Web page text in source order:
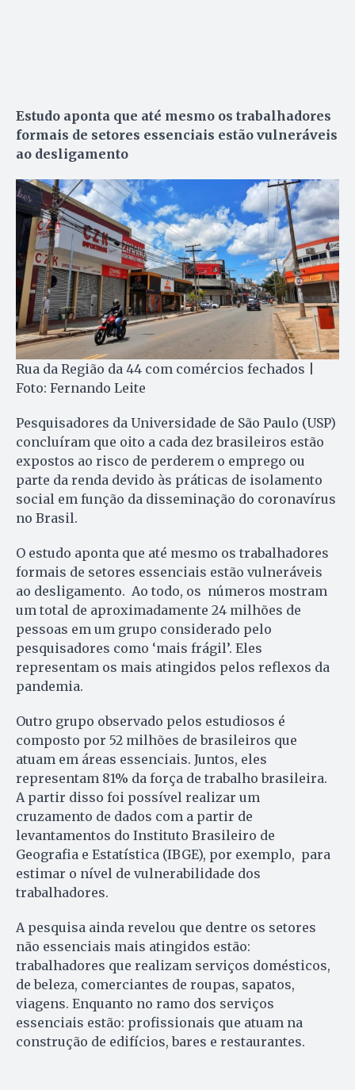
Estudo aponta que até mesmo os trabalhadores
formais de setores essenciais estão vulneráveis
ao desligamento
Rua da Região da 44 com comércios fechados |
Foto: Fernando Leite
Pesquisadores da Universidade de São Paulo (USP)
concluíram que oito a cada dez brasileiros estão
expostos ao risco de perderem o emprego ou
parte da renda devido às práticas de isolamento
social em função da disseminação do coronavírus
no Brasil.
O estudo aponta que até mesmo os trabalhadores
formais de setores essenciais estão vulneráveis
ao desligamento. Ao todo, os números mostram
um total de aproximadamente 24 milhões de
pessoas em um grupo considerado pelo
pesquisadores como ‘mais frágil’. Eles
representam os mais atingidos pelos reflexos da
pandemia.
Outro grupo observado pelos estudiosos é
composto por 52 milhões de brasileiros que
atuam em áreas essenciais. Juntos, eles
representam 81% da força de trabalho brasileira.
A partir disso foi possível realizar um
cruzamento de dados com a partir de
levantamentos do Instituto Brasileiro de
Geografia e Estatística (IBGE), por exemplo, para
estimar o nível de vulnerabilidade dos
trabalhadores.
A pesquisa ainda revelou que dentre os setores
não essenciais mais atingidos estão:
trabalhadores que realizam serviços domésticos,
de beleza, comerciantes de roupas, sapatos,
viagens. Enquanto no ramo dos serviços
essenciais estão: profissionais que atuam na
construção de edifícios, bares e restaurantes.